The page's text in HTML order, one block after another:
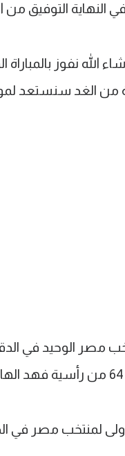
التوفيق من
الله نفوز
من الغد سنستعد
لمنتخب مصر في